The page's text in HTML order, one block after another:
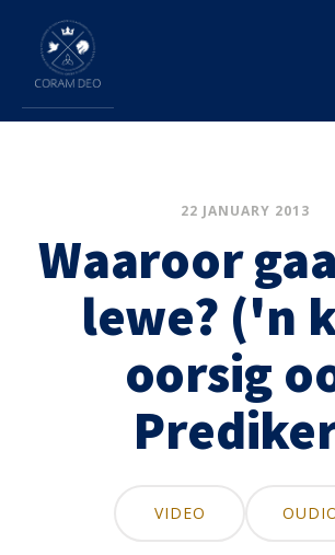
22 JANUARY 2013
Waaroor
lewe? ('n
oorsig
VIDEO